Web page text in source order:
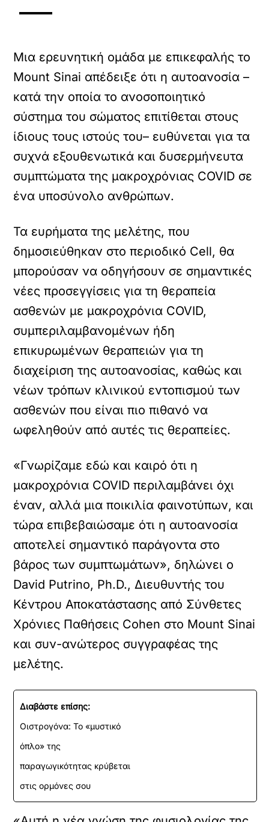
Μια ερευνητική ομάδα με επικεφαλής το
Mount Sinai απέδειξε ότι η αυτοανοσία –
κατά την οποία το ανοσοποιητικό
σύστημα του σώματος επιτίθεται στους
ίδιους τους ιστούς του– ευθύνεται για τα
συχνά εξουθενωτικά και δυσερμήνευτα
συμπτώματα της μακροχρόνιας COVID σε
ένα υποσύνολο ανθρώπων.
Τα ευρήματα της μελέτης, που
δημοσιεύθηκαν στο περιοδικό Cell, θα
μπορούσαν να οδηγήσουν σε σημαντικές
νέες προσεγγίσεις για τη θεραπεία
ασθενών με μακροχρόνια COVID,
συμπεριλαμβανομένων ήδη
επικυρωμένων θεραπειών για τη
διαχείριση της αυτοανοσίας, καθώς και
νέων τρόπων κλινικού εντοπισμού των
ασθενών που είναι πιο πιθανό να
ωφεληθούν από αυτές τις θεραπείες.
«Γνωρίζαμε εδώ και καιρό ότι η
μακροχρόνια COVID περιλαμβάνει όχι
έναν, αλλά μια ποικιλία φαινοτύπων, και
τώρα επιβεβαιώσαμε ότι η αυτοανοσία
αποτελεί σημαντικό παράγοντα στο
βάρος των συμπτωμάτων», δηλώνει ο
David Putrino, Ph.D., Διευθυντής του
Κέντρου Αποκατάστασης από Σύνθετες
Χρόνιες Παθήσεις Cohen στο Mount Sinai
και συν-ανώτερος συγγραφέας της
μελέτης.
Διαβάστε επίσης:
Οιστρογόνα: Το «μυστικό
όπλο» της
παραγωγικότητας κρύβεται
στις ορμόνες σου